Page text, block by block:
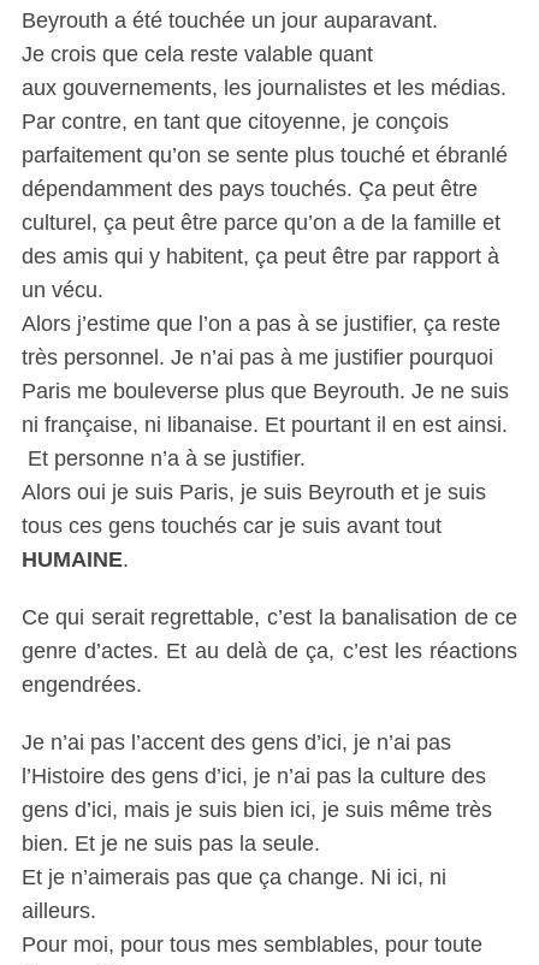
Beyrouth a été touchée un jour auparavant.
Je crois que cela reste valable quant
aux gouvernements, les journalistes et les médias.
Par contre, en tant que citoyenne, je conçois
parfaitement qu’on se sente plus touché et ébranlé
dépendamment des pays touchés. Ça peut être
culturel, ça peut être parce qu’on a de la famille et
des amis qui y habitent, ça peut être par rapport à
un vécu.
Alors j’estime que l’on a pas à se justifier, ça reste
très personnel. Je n’ai pas à me justifier pourquoi
Paris me bouleverse plus que Beyrouth. Je ne suis
ni française, ni libanaise. Et pourtant il en est ainsi.
Et personne n’a à se justifier.
Alors oui je suis Paris, je suis Beyrouth et je suis
tous ces gens touchés car je suis avant tout
HUMAINE.
Ce qui serait regrettable, c’est la banalisation de ce
genre d’actes. Et au delà de ça, c’est les réactions
engendrées.
Je n’ai pas l’accent des gens d’ici, je n’ai pas
l’Histoire des gens d’ici, je n’ai pas la culture des
gens d’ici, mais je suis bien ici, je suis même très
bien. Et je ne suis pas la seule.
Et je n’aimerais pas que ça change. Ni ici, ni
ailleurs.
Pour moi, pour tous mes semblables, pour toute